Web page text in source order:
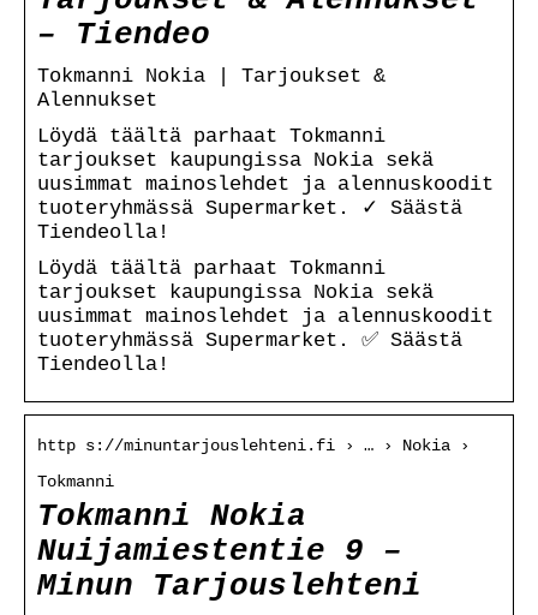
– Tiendeo
Tokmanni Nokia | Tarjoukset &
Alennukset
Löydä täältä parhaat Tokmanni
tarjoukset kaupungissa Nokia sekä
uusimmat mainoslehdet ja alennuskoodit
tuoteryhmässä Supermarket. ✓ Säästä
Tiendeolla!
Löydä täältä parhaat Tokmanni
tarjoukset kaupungissa Nokia sekä
uusimmat mainoslehdet ja alennuskoodit
tuoteryhmässä Supermarket. ✅ Säästä
Tiendeolla!
http s://minuntarjouslehteni.fi › … › Nokia ›
Tokmanni
Tokmanni Nokia
Nuijamiestentie 9 –
Minun Tarjouslehteni